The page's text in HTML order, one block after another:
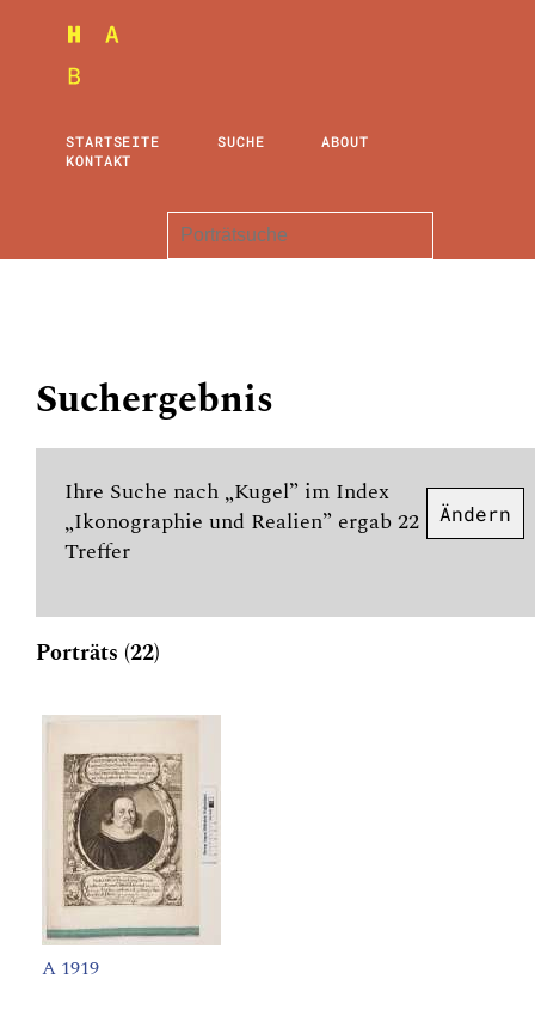
STARTSEITE SUCHE
ABOUT
KONTAKT
Suchergebnis
Ihre Suche nach „Kugel” im Index
„Ikonographie und Realien” ergab 22
Treffer
Ändern
Porträts (22)
A 1919